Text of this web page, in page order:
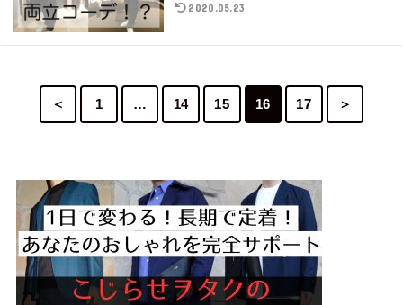
2020.05.23
＜ 1 … 14 15 16 17 ＞